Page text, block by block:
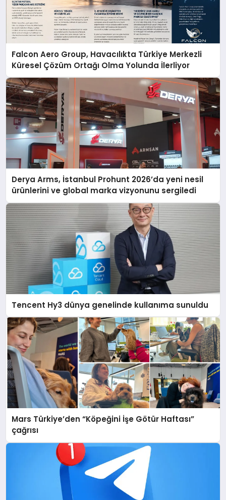
Falcon Aero Group, Havacılıkta Türkiye Merkezli
Küresel Çözüm Ortağı Olma Yolunda İlerliyor
Derya Arms, İstanbul Prohunt 2026’da yeni nesil
ürünlerini ve global marka vizyonunu sergiledi
Tencent Hy3 dünya genelinde kullanıma sunuldu
Mars Türkiye’den “Köpeğini İşe Götür Haftası”
çağrısı